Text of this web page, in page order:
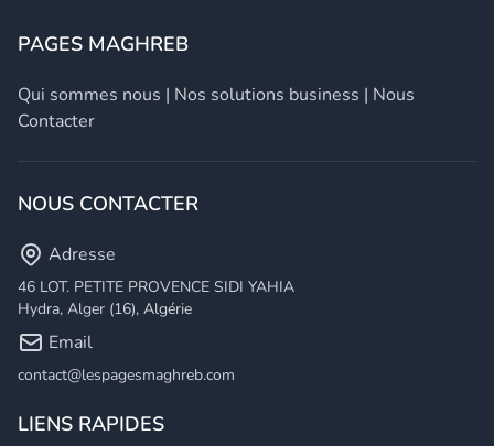
PAGES MAGHREB
Qui sommes nous | Nos solutions business | Nous
Contacter
NOUS CONTACTER
Adresse
46 LOT. PETITE PROVENCE SIDI YAHIA
Hydra, Alger (16), Algérie
Email
contact@lespagesmaghreb.com
LIENS RAPIDES